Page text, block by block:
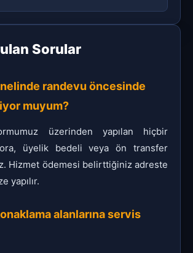
Sorular
randevu öncesinde
muyum?
üzerinden yapılan hiçbir
üyelik bedeli veya ön transfer
Hizmet ödemesi belirttiğiniz adreste
yapılır.
alanlarına servis